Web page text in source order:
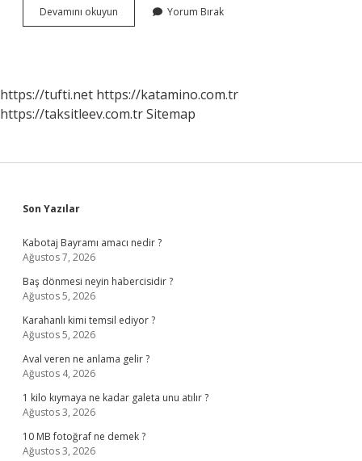
Devamını okuyun
Müşteri
Yorum Bırak
https://tufti.net https://katamino.com.tr
https://taksitleev.com.trSitemap
Sidebar
Son Yazılar
Kabotaj Bayramı amacı nedir ?
Ağustos 7, 2026
Baş dönmesi neyin habercisidir ?
Ağustos 5, 2026
Karahanlı kimi temsil ediyor ?
Ağustos 5, 2026
Aval veren ne anlama gelir ?
Ağustos 4, 2026
1 kilo kıymaya ne kadar galeta unu atılır ?
Ağustos 3, 2026
10 MB fotoğraf ne demek ?
Ağustos 3, 2026